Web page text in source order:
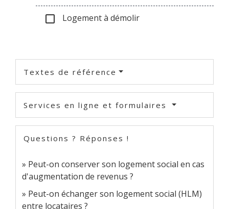
check_box_outline_blank Logement à démolir
Textes de référence
Services en ligne et formulaires
Questions ? Réponses !
Peut-on conserver son logement social en cas
d'augmentation de revenus ?
Peut-on échanger son logement social (HLM)
entre locataires ?